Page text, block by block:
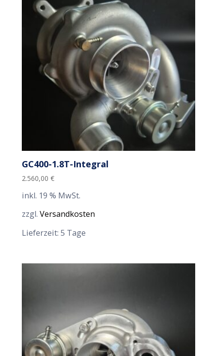
GC400-1.8T-Integral
2.560,00 €
inkl. 19 % MwSt.
zzgl. Versandkosten
Lieferzeit: 5 Tage